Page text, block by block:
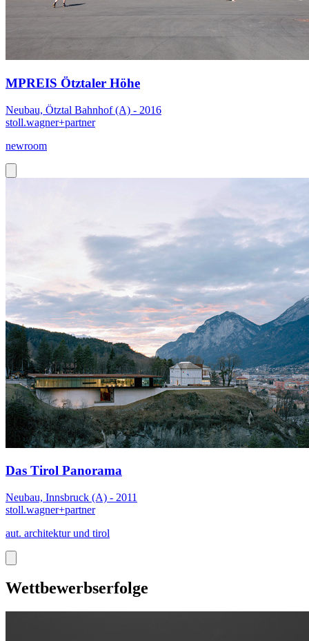
MPREIS Ötztaler Höhe
Neubau, Ötztal Bahnhof (A) - 2016
stoll.wagner+partner
newroom
Das Tirol Panorama
Neubau, Innsbruck (A) - 2011
stoll.wagner+partner
aut. architektur und tirol
Wettbewerbserfolge